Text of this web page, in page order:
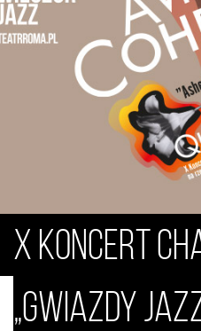
charytatywny
dla Dzieci”
X Koncert
„Gwiazdy